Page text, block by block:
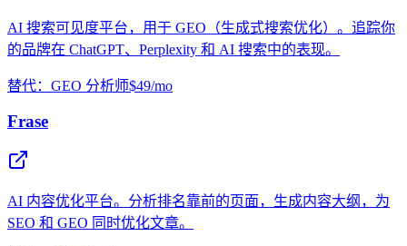
AI 搜索可见度平台，用于 GEO（生成式搜索优化）。追踪你
的品牌在 ChatGPT、Perplexity 和 AI 搜索中的表现。
替代：GEO 分析师$49/mo
Frase
AI 内容优化平台。分析排名靠前的页面，生成内容大纲，为
SEO 和 GEO 同时优化文章。